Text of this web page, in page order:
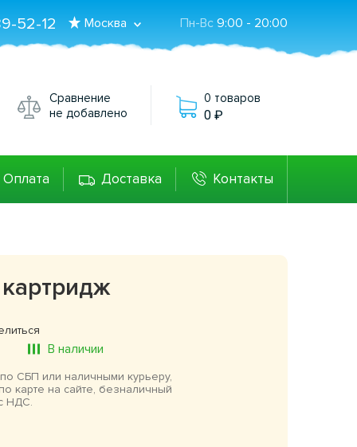
Пн-Вс 9:00 - 20:00
Москва
52-12
Сравнение
не добавлено
0 товаров
0
Оплата Доставка Контакты
В наличии
по СБП или наличными курьеру,
карте на сайте, безналичный
НДС.